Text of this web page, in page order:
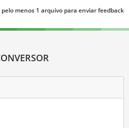
menos 1 arquivo para enviar feedback